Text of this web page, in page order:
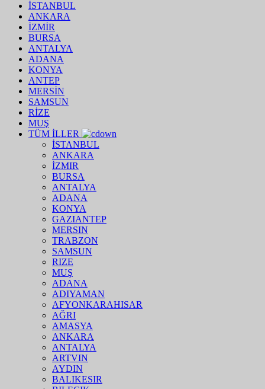
İSTANBUL
ANKARA
İZMİR
BURSA
ANTALYA
ADANA
KONYA
ANTEP
MERSİN
SAMSUN
RİZE
MUŞ
TÜM İLLER
İSTANBUL
ANKARA
İZMIR
BURSA
ANTALYA
ADANA
KONYA
GAZIANTEP
MERSIN
TRABZON
SAMSUN
RIZE
MUŞ
ADANA
ADIYAMAN
AFYONKARAHISAR
AĞRI
AMASYA
ANKARA
ANTALYA
ARTVIN
AYDIN
BALIKESIR